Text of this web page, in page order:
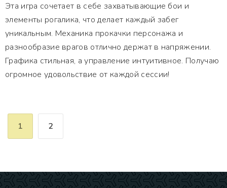
Эта игра сочетает в себе захватывающие бои и
элементы рогалика, что делает каждый забег
уникальным. Механика прокачки персонажа и
разнообразие врагов отлично держат в напряжении.
Графика стильная, а управление интуитивное. Получаю
огромное удовольствие от каждой сессии!
1 2